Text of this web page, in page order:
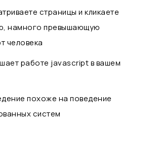
страницы и кликаете
намного превышающую
человека
работе javascript в вашем
похоже на поведение
систем